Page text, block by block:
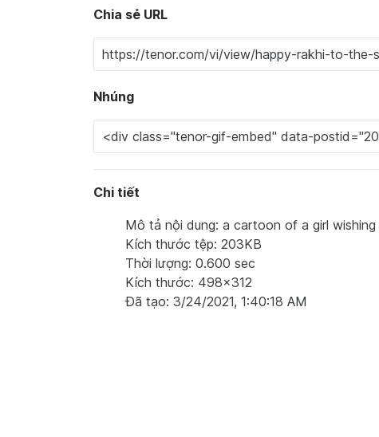
Chia sẻ URL
Nhúng
Chi tiết
Mô tả nội dung: a cartoon of a girl
Kích thước tệp: 203KB
Thời lượng: 0.600 sec
Kích thước: 498x312
Đã tạo: 3/24/2021, 1:40:18 AM